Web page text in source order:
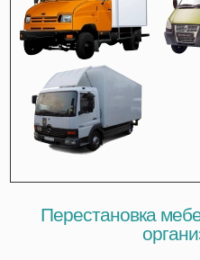
Перестановка